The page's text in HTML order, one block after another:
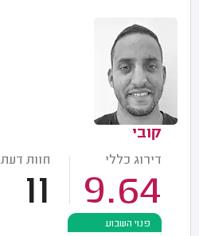
קובי
דירוג כללי
9.64
חוות דעת
11
פנוי השבוע